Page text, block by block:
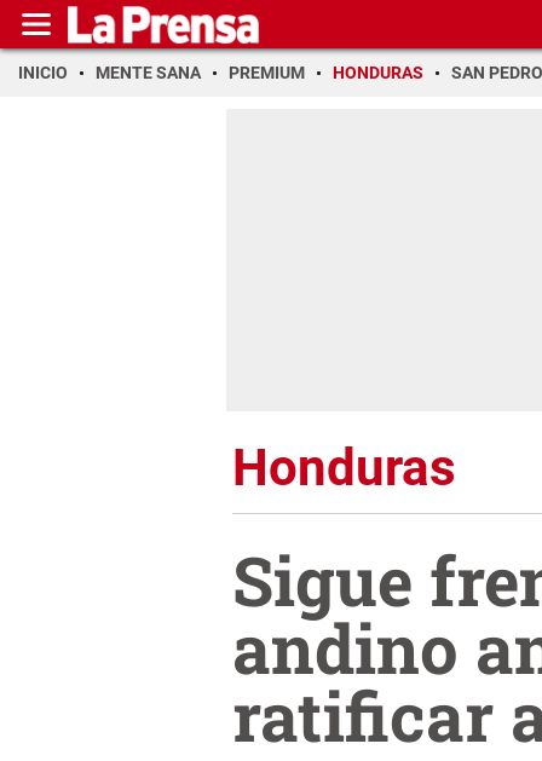
INICIO MENTE SANA PREMIUM HONDURAS SAN PEDRO
Honduras
Sigue
andino
ratificar